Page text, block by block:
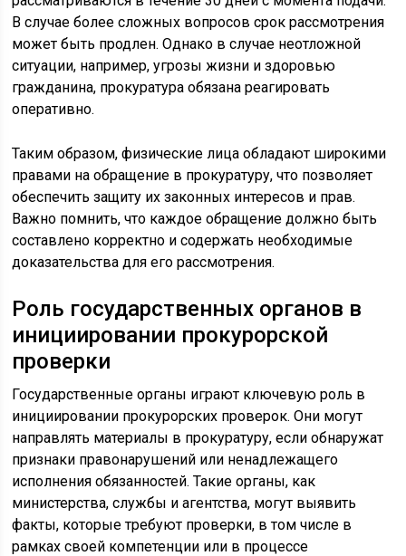
В случае более сложных вопросов срок рассмотрения
может быть продлен. Однако в случае неотложной
ситуации, например, угрозы жизни и здоровью
гражданина, прокуратура обязана реагировать
оперативно.
Таким образом, физические лица обладают широкими
правами на обращение в прокуратуру, что позволяет
обеспечить защиту их законных интересов и прав.
Важно помнить, что каждое обращение должно быть
составлено корректно и содержать необходимые
доказательства для его рассмотрения.
Роль государственных органов в
инициировании прокурорской
проверки
Государственные органы играют ключевую роль в
инициировании прокурорских проверок. Они могут
направлять материалы в прокуратуру, если обнаружат
признаки правонарушений или ненадлежащего
исполнения обязанностей. Такие органы, как
министерства, службы и агентства, могут выявить
факты, которые требуют проверки, в том числе в
рамках своей компетенции или в процессе